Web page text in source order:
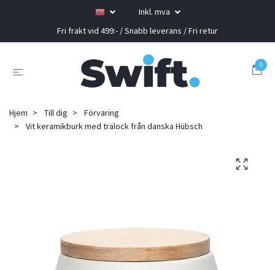
Inkl. mva
Fri frakt vid 499:- / Snabb leverans / Fri retur
0
Hjem Till dig
Förvaring
Vit keramikburk med trälock från danska Hübsch